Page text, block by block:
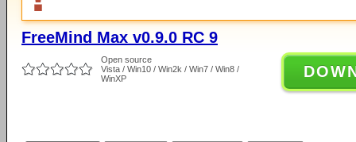
FreeMind Max v0.9.0 RC 9
Open source
Vista / Win10 / Win2k / Win7 / Win8 /
WinXP